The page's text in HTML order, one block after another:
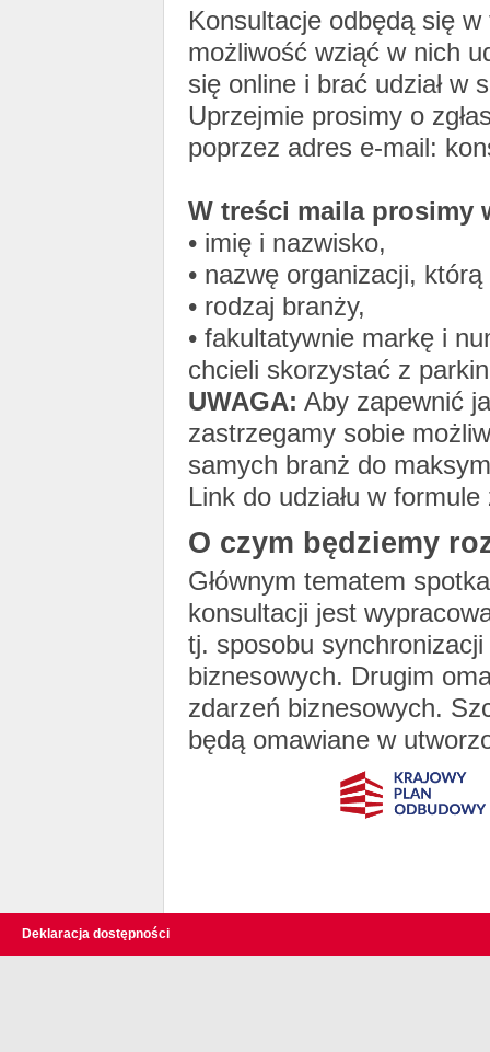
Konsultacje odbędą się
możliwość wziąć w nich
się online i brać udział w
Uprzejmie prosimy o
poprzez adres e-mail:
W treści maila prosimy
• imię i nazwisko,
• nazwę organizacji,
• rodzaj branży,
• fakultatywnie markę i
chcieli skorzystać z
UWAGA: Aby zapewnić
zastrzegamy sobie
samych branż do
Link do udziału w
O czym będziemy
Głównym tematem
konsultacji jest
tj. sposobu
biznesowych. Drugim
zdarzeń biznesowych.
będą omawiane w
Deklaracja dostępności